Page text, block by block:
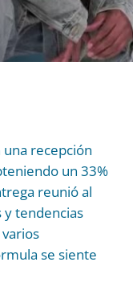
recepción
un 33%
reunió al
y tendencias
se siente